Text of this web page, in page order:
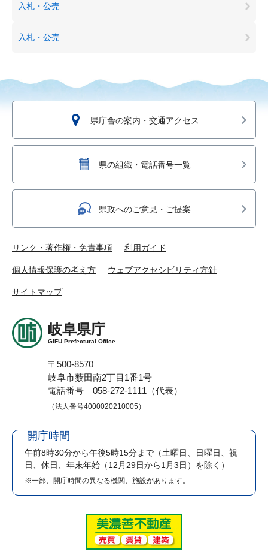
入札・公売
入札・公売
県庁舎の案内・交通アクセス
県の組織・電話番号一覧
県政へのご意見・ご提案
リンク・著作権・免責事項 利用ガイド
個人情報保護の考え方 ウェブアクセシビリティ方針
サイトマップ
岐阜県庁
GIFU Prefectural Office
〒500-8570
岐阜市薮田南2丁目1番1号
電話番号 058-272-1111（代表）
（法人番号4000020210005）
開庁時間
午前8時30分から午後5時15分まで （土曜日、日曜日、祝
日、休日、年末年始（12月29日から1月3日）を除く）
※一部、開庁時間の異なる機関、施設があります。